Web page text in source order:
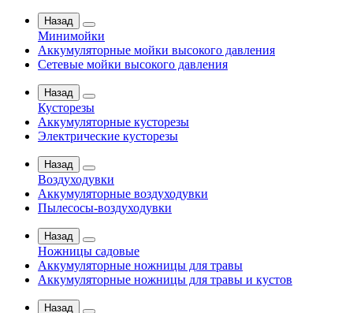
Назад
Минимойки
Аккумуляторные мойки высокого давления
Сетевые мойки высокого давления
Назад
Кусторезы
Аккумуляторные кусторезы
Электрические кусторезы
Назад
Воздуходувки
Аккумуляторные воздуходувки
Пылесосы-воздуходувки
Назад
Ножницы садовые
Аккумуляторные ножницы для травы
Аккумуляторные ножницы для травы и кустов
Назад